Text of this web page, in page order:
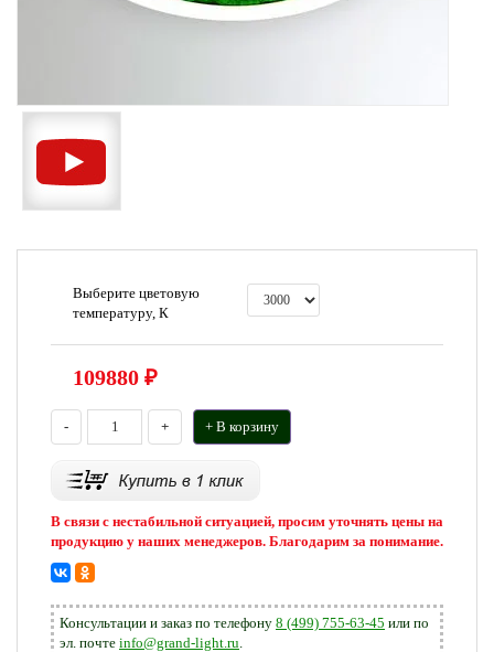
Выберите цветовую
температуру, К
109880 ₽
- + + В корзину
В связи с нестабильной ситуацией, просим уточнять цены на
продукцию у наших менеджеров. Благодарим за понимание.
Консультации и заказ по телефону 8 (499) 755-63-45 или по
эл. почте info@grand-light.ru.